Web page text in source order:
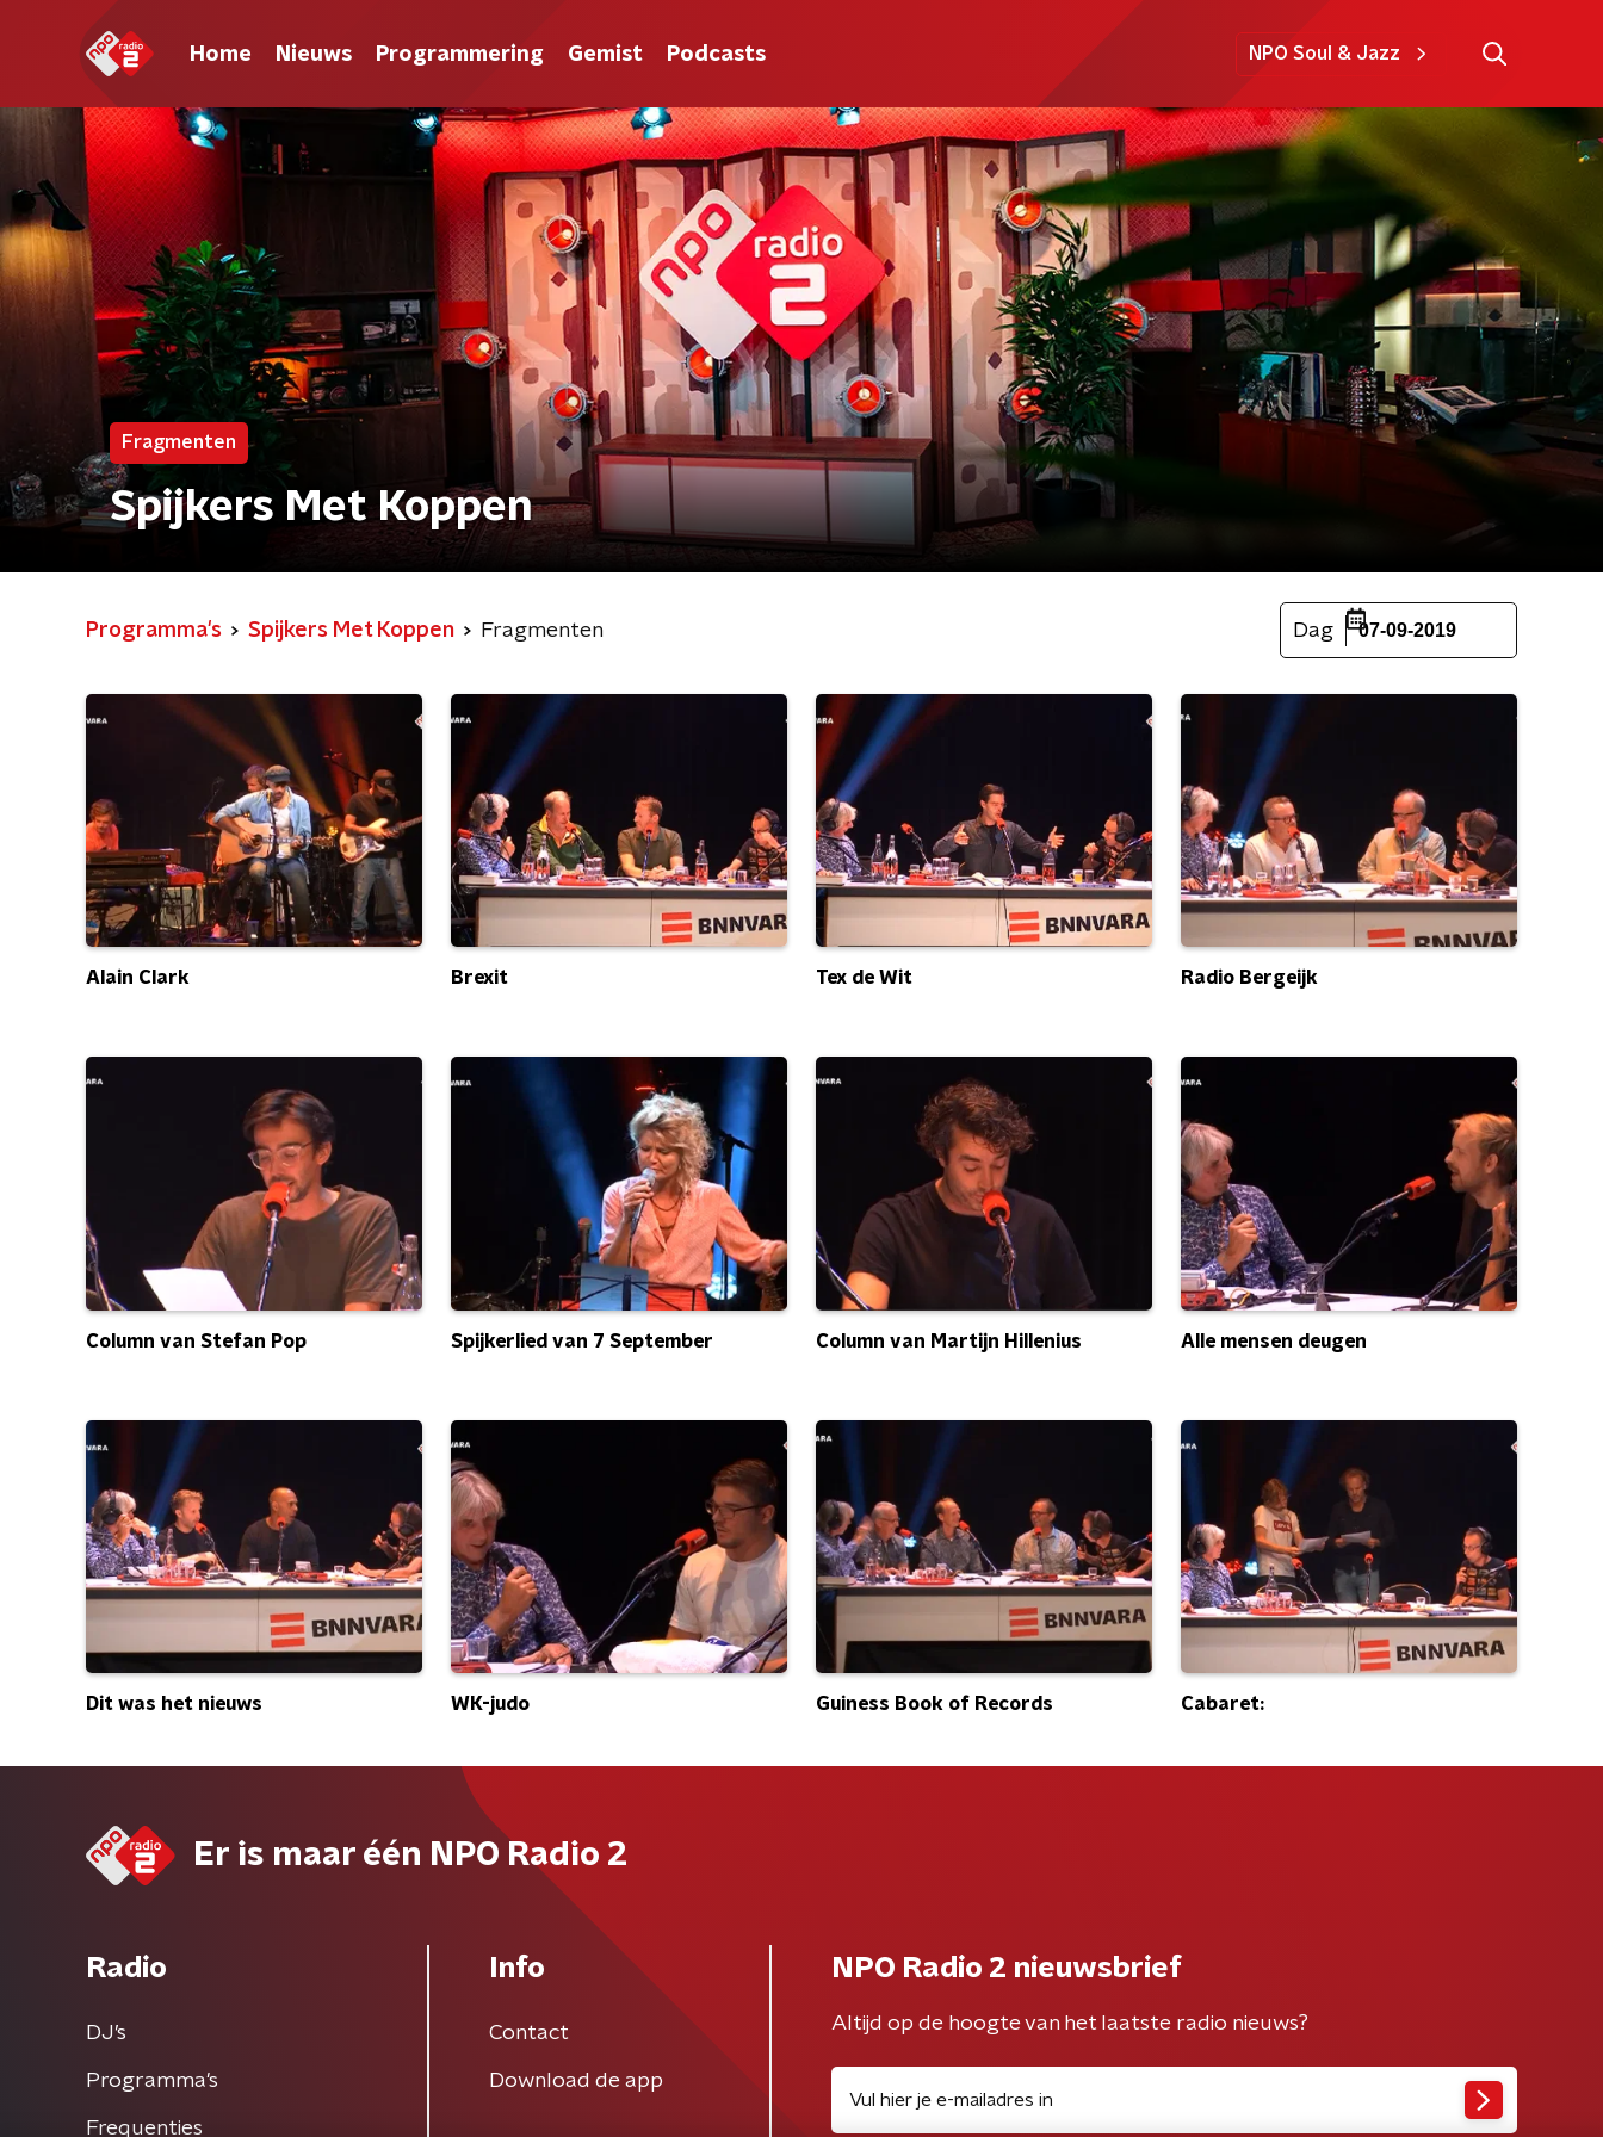
Home Nieuws Programmering Gemist Podcasts NPO Soul & Jazz
Fragmenten
Spijkers Met Koppen
Programma's Spijkers Met Koppen Fragmenten Dag 07-09-2019
Alain Clark Brexit Tex de Wit Radio Bergeijk
Column van Stefan Pop Spijkerlied van 7 September Column van Martijn Hillenius Alle mensen deugen
Dit was het nieuws WK-judo Guiness Book of Records Cabaret:
Er is maar één NPO Radio 2
Radio
DJ’s
Programma's
Frequenties
Info
Contact
Download de app
NPO Radio 2 nieuwsbrief
Altijd op de hoogte van het laatste radio nieuws?